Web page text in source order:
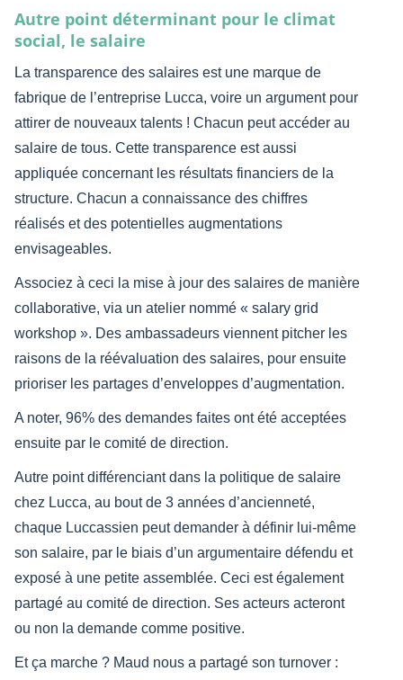
Autre point déterminant pour le climat
social, le salaire
La transparence des salaires est une marque de
fabrique de l’entreprise Lucca, voire un argument pour
attirer de nouveaux talents ! Chacun peut accéder au
salaire de tous. Cette transparence est aussi
appliquée concernant les résultats financiers de la
structure. Chacun a connaissance des chiffres
réalisés et des potentielles augmentations
envisageables.
Associez à ceci la mise à jour des salaires de manière
collaborative, via un atelier nommé « salary grid
workshop ». Des ambassadeurs viennent pitcher les
raisons de la réévaluation des salaires, pour ensuite
prioriser les partages d’enveloppes d’augmentation.
A noter, 96% des demandes faites ont été acceptées
ensuite par le comité de direction.
Autre point différenciant dans la politique de salaire
chez Lucca, au bout de 3 années d’ancienneté,
chaque Luccassien peut demander à définir lui-même
son salaire, par le biais d’un argumentaire défendu et
exposé à une petite assemblée. Ceci est également
partagé au comité de direction. Ses acteurs acteront
ou non la demande comme positive.
Et ça marche ? Maud nous a partagé son turnover :